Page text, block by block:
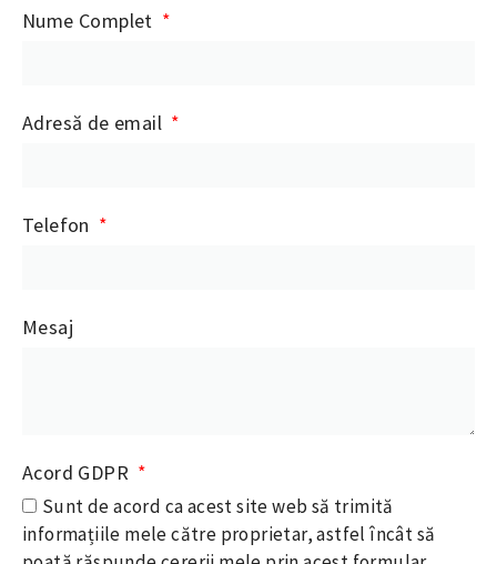
Nume Complet
Adresă de email
Telefon
Mesaj
Acord GDPR
Sunt de acord ca acest site web să trimită
informațiile mele către proprietar, astfel încât să